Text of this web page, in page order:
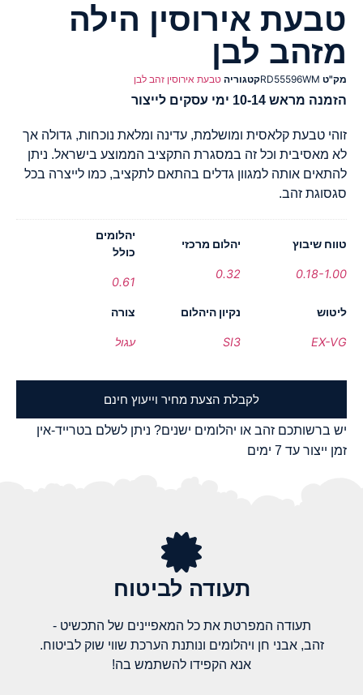
טבעת אירוסין הילה
מזהב לבן
מק"ט RD55596WMקטגוריה טבעת אירוסין זהב לבן
הזמנה מראש 10-14 ימי עסקים לייצור
זוהי טבעת קלאסית ומושלמת, עדינה ומלאת נוכחות, גדולה אך
לא מאסיבית וכל זה במסגרת התקציב הממוצע בישראל. ניתן
להתאים אותה למגוון גדלים בהתאם לתקציב, כמו לייצרה בכל
סגסוגת זהב.
טווח שיבוץ
0.18-1.00
יהלום מרכזי
0.32
יהלומים
כולל
0.61
ליטוש
EX-VG
נקיון היהלום
SI3
צורה
עגול
לקבלת הצעת מחיר וייעוץ חינם
יש ברשותכם זהב או יהלומים ישנים? ניתן לשלם בטרייד-אין
זמן ייצור עד 7 ימים
תעודה לביטוח
תעודה המפרטת את כל המאפיינים של התכשיט -
זהב, אבני חן ויהלומים ונותנת הערכת שווי שוק לביטוח.
אנא הקפידו להשתמש בה!